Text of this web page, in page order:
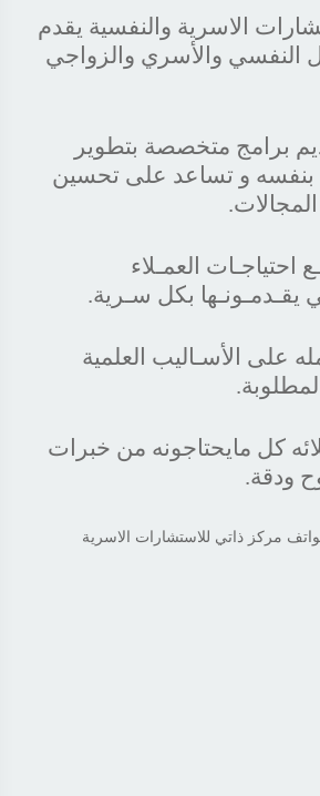
‬برامج‭ ‬‭ ‬في‭ ‬المجال النفسي و‭‬الأسري‭ ‬والزواجي
احتياجـات العمـلاء
يقـدمـونـها بكل سـرية.
على الأسـاليب العلمية
كل مايحتاجونه من خبرات
ودقة.
مركز ذاتي للاستشارات الاسرية